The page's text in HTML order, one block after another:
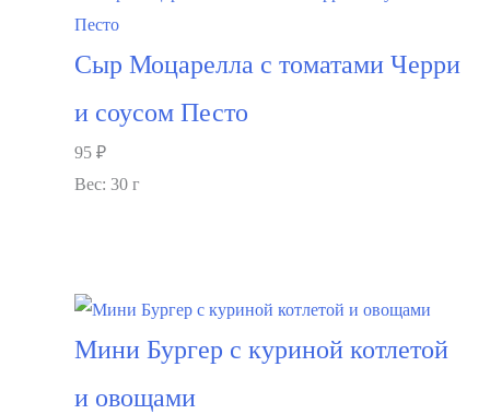
Сыр Моцарелла с томатами Черри
и соусом Песто
95 ₽
Вес: 30 г
Мини Бургер с куриной котлетой
и овощами